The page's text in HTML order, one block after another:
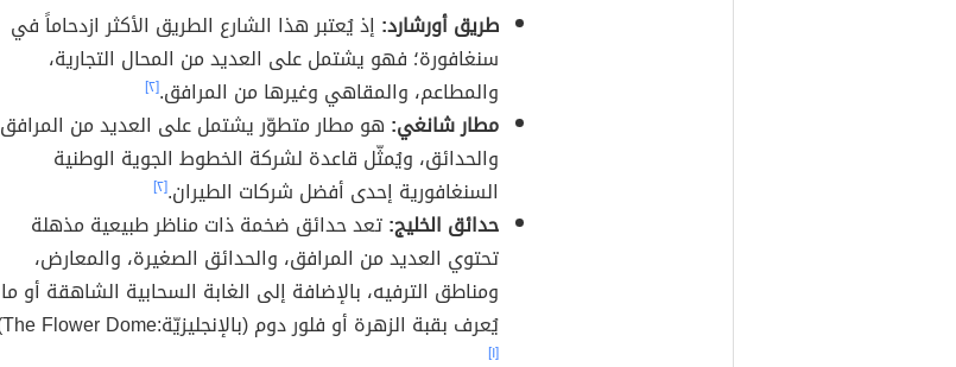
طريق أورشارد: إذ يُعتبر هذا الشارع الطريق الأكثر ازدحاماً في
سنغافورة؛ فهو يشتمل على العديد من المحال التجارية،
والمطاعم، والمقاهي وغيرها من المرافق.[٢]
مطار شانغي: هو مطار متطوّر يشتمل على العديد من المرافق
والحدائق، ويُمثّل قاعدة لشركة الخطوط الجوية الوطنية
السنغافورية إحدى أفضل شركات الطيران.[٢]
حدائق الخليج:تعد حدائق ضخمة ذات مناظر طبيعية مذهلة
تحتوي العديد من المرافق، والحدائق الصغيرة، والمعارض،
ومناطق الترفيه، بالإضافة إلى الغابة السحابية الشاهقة أو ما
يُعرف بقبة الزهرة أو فلور دوم (بالإنجليزيّة:The Flower Dome).
[١]